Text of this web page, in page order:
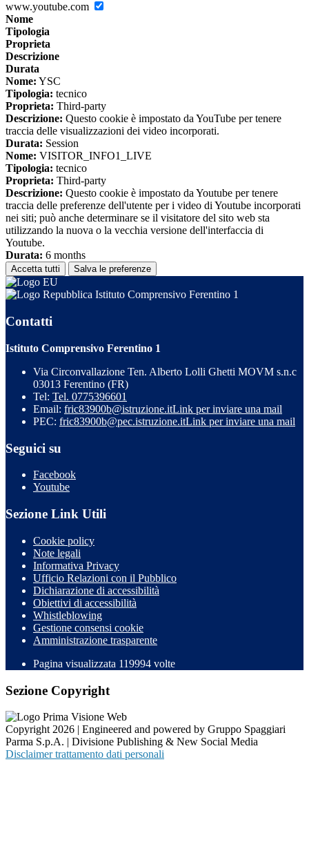
www.youtube.com
Nome
Tipologia
Proprieta
Descrizione
Durata
Nome: YSC
Tipologia: tecnico
Proprieta: Third-party
Descrizione: Questo cookie è impostato da YouTube per tenere
traccia delle visualizzazioni dei video incorporati.
Durata: Session
Nome: VISITOR_INFO1_LIVE
Tipologia: tecnico
Proprieta: Third-party
Descrizione: Questo cookie è impostato da Youtube per tenere
traccia delle preferenze dell'utente per i video di Youtube incorporati
nei siti; può anche determinare se il visitatore del sito web sta
utilizzando la nuova o la vecchia versione dell'interfaccia di
Youtube.
Durata: 6 months
Accetta tutti Salva le preferenze
Istituto Comprensivo Ferentino 1
Contatti
Istituto Comprensivo Ferentino 1
Via Circonvallazione Ten. Alberto Lolli Ghetti MOVM s.n.c
03013 Ferentino (FR)
Tel: Tel. 0775396601
Email: fric83900b@istruzione.itLink per inviare una mail
PEC: fric83900b@pec.istruzione.itLink per inviare una mail
Seguici su
Facebook
Youtube
Sezione Link Utili
Cookie policy
Note legali
Informativa Privacy
Ufficio Relazioni con il Pubblico
Dichiarazione di accessibilità
Obiettivi di accessibilità
Whistleblowing
Gestione consensi cookie
Amministrazione trasparente
Pagina visualizzata 119994 volte
Sezione Copyright
Copyright 2026 | Engineered and powered by Gruppo Spaggiari
Parma S.p.A. | Divisione Publishing & New Social Media
Disclaimer trattamento dati personali